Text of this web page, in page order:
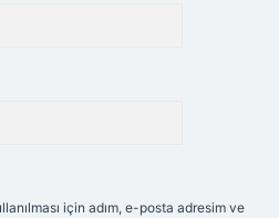
için adım, e-posta adresim ve